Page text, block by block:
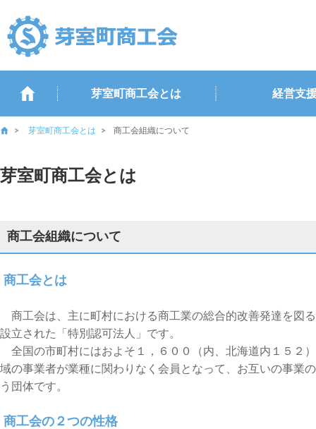
芽室町商工会とは 経営支
芽室町商工会とは 商工会組織について
芽室町商工会とは
商工会組織について
商工会とは
商工会は、主に町村における商工業の総合的改善発達を図
設立された「特別認可法人」です。
全国の市町村にはおよそ１，６００（内、北海道内１５２
域の事業者が業種に関わりなく会員となって、お互いの事業
う団体です。
商工会の２つの性格